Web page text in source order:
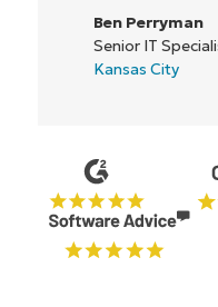
IT Director,Flash